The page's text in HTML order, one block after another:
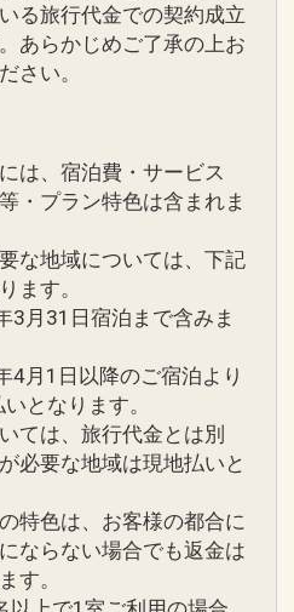
お楽しみいただけま
部屋と、最上のお
し】 うれしいポイン
ウォーターをご用意
つき１本
なし】は旅行代金に
4月1日～2026年11月
ス番号：DP-1-
る旅行代金での契約成立
あらかじめご了承の上お
さい。
は、宿泊費・サービス
・プラン特色は含まれま
な地域については、下記
ます。
3月31日宿泊まで含みま
4月1日以降のご宿泊より
となります。
ては、旅行代金とは別
必要な地域は現地払いと
特色は、お客様の都合に
ならない場合でも返金は
す。